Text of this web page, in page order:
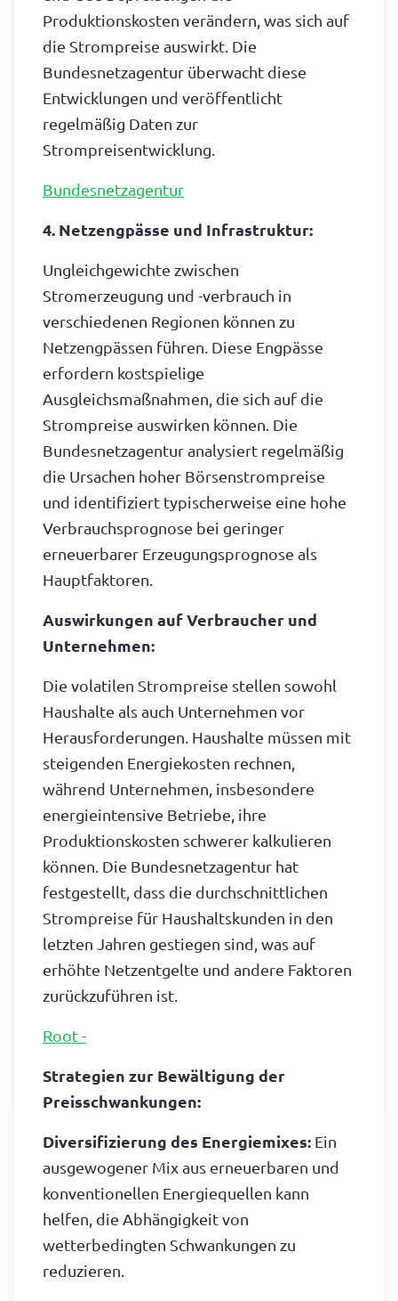
Produktionskosten verändern, was sich auf
die Strompreise auswirkt. Die
Bundesnetzagentur überwacht diese
Entwicklungen und veröffentlicht
regelmäßig Daten zur
Strompreisentwicklung.
Bundesnetzagentur
4. Netzengpässe und Infrastruktur:
Ungleichgewichte zwischen
Stromerzeugung und -verbrauch in
verschiedenen Regionen können zu
Netzengpässen führen. Diese Engpässe
erfordern kostspielige
Ausgleichsmaßnahmen, die sich auf die
Strompreise auswirken können. Die
Bundesnetzagentur analysiert regelmäßig
die Ursachen hoher Börsenstrompreise
und identifiziert typischerweise eine hohe
Verbrauchsprognose bei geringer
erneuerbarer Erzeugungsprognose als
Hauptfaktoren.
Auswirkungen auf Verbraucher und
Unternehmen:
Die volatilen Strompreise stellen sowohl
Haushalte als auch Unternehmen vor
Herausforderungen. Haushalte müssen mit
steigenden Energiekosten rechnen,
während Unternehmen, insbesondere
energieintensive Betriebe, ihre
Produktionskosten schwerer kalkulieren
können. Die Bundesnetzagentur hat
festgestellt, dass die durchschnittlichen
Strompreise für Haushaltskunden in den
letzten Jahren gestiegen sind, was auf
erhöhte Netzentgelte und andere Faktoren
zurückzuführen ist.
Root -
Strategien zur Bewältigung der
Preisschwankungen:
Diversifizierung des Energiemixes: Ein
ausgewogener Mix aus erneuerbaren und
konventionellen Energiequellen kann
helfen, die Abhängigkeit von
wetterbedingten Schwankungen zu
reduzieren.